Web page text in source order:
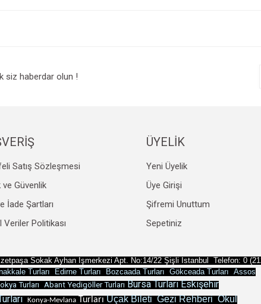
Gönder
siz haberdar olun !
Satış Sözleşmesi
ve Güvenlik
İade Şartları
Veriler Politikası
ÜYELİK
Yeni Üyelik
Üye Girişi
Şifremi Unuttum
Sepetiniz
Sokak Ayhan İşmerkezi Apt. No:14/22 Şişli İstanbul Telefon: 0
Turları Edirne Turları Bozcaada Turları Gökceada Turları Assos
Turları Abant Yedigöller Turları Bursa Turları Eskişehir
Konya-Mevlana Turları Uçak Bileti Gezi Rehberi Okul